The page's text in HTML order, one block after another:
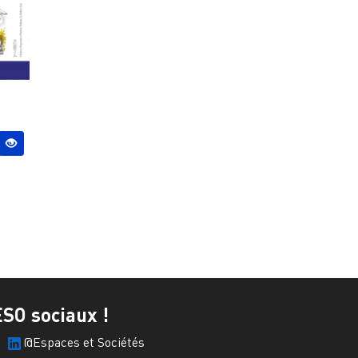
sociaux !
@Espaces et Sociétés